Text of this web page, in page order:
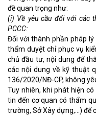
đề quan trọng như:
(i) Về yêu cầu đối với các
PCCC:
Đối với thành phần pháp
thẩm duyệt chỉ phục vụ
chủ đầu tư, nội dung để
các nội dung về kỹ thuật
136/2020/NĐ-CP, không
Tuy nhiên, khi phát hiện
tin đến cơ quan có thẩm
trường, Sở Xây dựng,...) để